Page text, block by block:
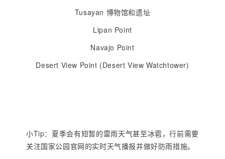
Tusayan 博物馆和遗址
Lipan Point
Navajo Point
Desert View Point (Desert View Watchtower)
小Tip：夏季会有短暂的雷雨天气甚至冰雹，行前需要
关注国家公园官网的实时天气播报并做好防雨措施。